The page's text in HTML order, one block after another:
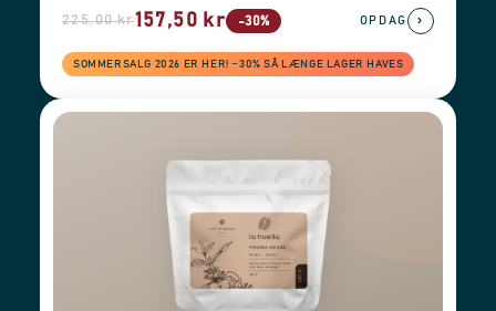
225,00 kr157,50 kr -30%
SOMMERSALG 2026 ER HER! −30% SÅ LÆNGE LAGER HAVES
OPDAG ›